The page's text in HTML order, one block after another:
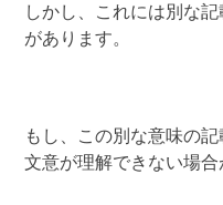
しかし、これには別な
があります。
もし、この別な意味の記
文意が理解できない場合